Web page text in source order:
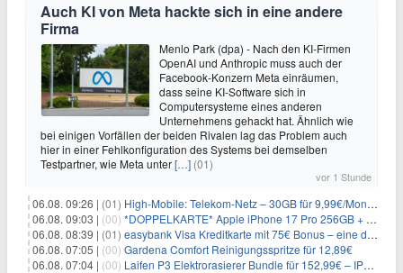
Auch KI von Meta hackte sich in eine andere
Firma
Menlo Park (dpa) - Nach den KI-Firmen
OpenAI und Anthropic muss auch der
Facebook-Konzern Meta einräumen,
dass seine KI-Software sich in
Computersysteme eines anderen
Unternehmens gehackt hat. Ähnlich wie
bei einigen Vorfällen der beiden Rivalen lag das Problem auch
hier in einer Fehlkonfiguration des Systems bei demselben
Testpartner, wie Meta unter[…] (01)
vor 1 Stunde
06.08. 09:26 | (01) High-Mobile: Telekom-Netz – 30GB für 9,99€/Monat / 80GB für 12,49€/Monat / 100GB für 19,99€/Monat (auch mtl. kündbar)
06.08. 09:03 | (00) *DOPPELKARTE* Apple iPhone 17 Pro 256GB + 80€ Online Bonus + 50GB 5G + Alles-Flat im Telekom-Netz für 44,94€/Monat – eff. 4,40€/Monat
06.08. 08:39 | (01) easybank Visa Kreditkarte mit 75€ Bonus – eine der besten Kreditkarten
06.08. 07:05 | (00) Gardena Comfort Reinigungsspritze für 12,89€
06.08. 07:04 | (00) Laifen P3 Elektrorasierer Bundle für 152,99€ – IPX7, 2×12.000 Schnitte/min, USB-C, 0,055mm Scherfolie